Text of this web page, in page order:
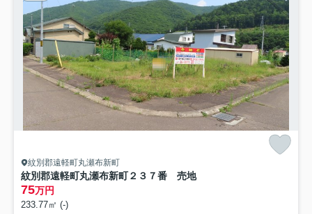
紋別郡遠軽町丸瀬布新町
紋別郡遠軽町丸瀬布新町２３７番 売地
75万円
233.77㎡ (-)